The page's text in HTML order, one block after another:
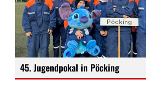
45. Jugendpokal in Pöcking